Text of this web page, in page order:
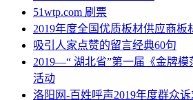
51wtp.com 刷票
2019年度全国优质板材供应商板
吸引人家点赞的留言经典60句
2019—“ 湖北省”第一届《金牌
活动
洛阳网-百姓呼声2019年度群众